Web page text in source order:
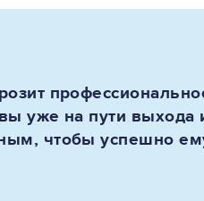
уже на пути выхода
чтобы успешно